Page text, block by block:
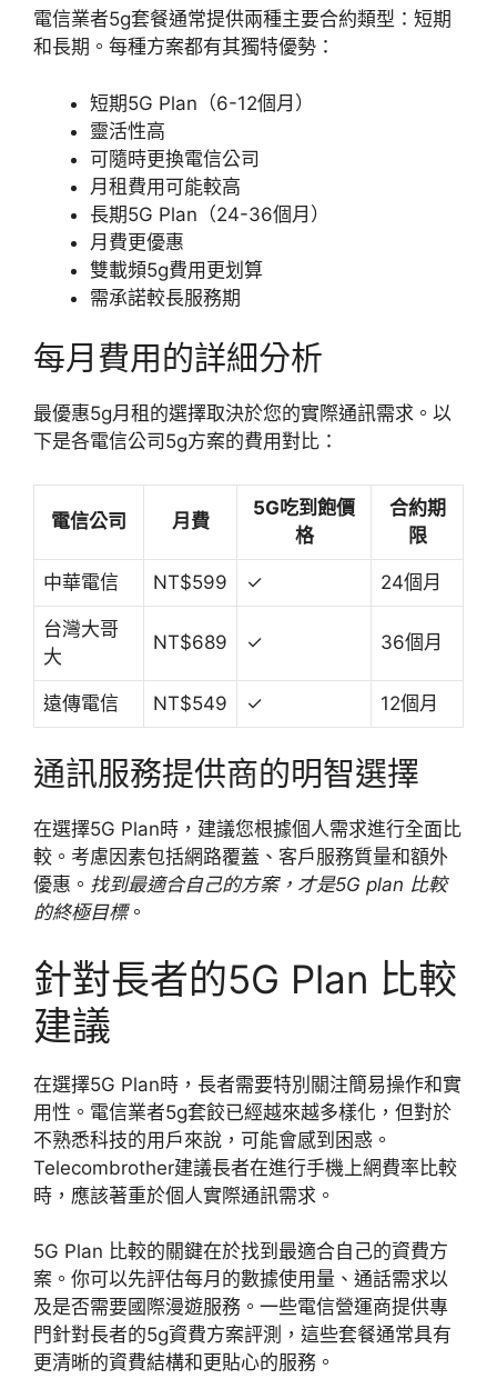
電信業者5g套餐通常提供兩種主要合約類型：短期
和長期。每種方案都有其獨特優勢：
短期5G Plan（6-12個月）
靈活性高
可隨時更換電信公司
月租費用可能較高
長期5G Plan（24-36個月）
月費更優惠
雙載頻5g費用更划算
需承諾較長服務期
每月費用的詳細分析
最優惠5g月租的選擇取決於您的實際通訊需求。以
下是各電信公司5g方案的費用對比：
電信公司 月費
5G吃到飽價
格
合約期
限
中華電信 NT$599 ✓ 24個月
台灣大哥
大
NT$689 ✓ 36個月
遠傳電信 NT$549 ✓ 12個月
通訊服務提供商的明智選擇
在選擇5G Plan時，建議您根據個人需求進行全面比
較。考慮因素包括網路覆蓋、客戶服務質量和額外
優惠。 找到最適合自己的方案，才是5G plan 比較
的終極目標。
針對長者的5G Plan 比較
建議
在選擇5G Plan時，長者需要特別關注簡易操作和實
用性。電信業者5g套餃已經越來越多樣化，但對於
不熟悉科技的用戶來說，可能會感到困惑。
Telecombrother建議長者在進行手機上網費率比較
時，應該著重於個人實際通訊需求。
5G Plan 比較的關鍵在於找到最適合自己的資費方
案。你可以先評估每月的數據使用量、通話需求以
及是否需要國際漫遊服務。一些電信營運商提供專
門針對長者的5g資費方案評測，這些套餐通常具有
更清晰的資費結構和更貼心的服務。